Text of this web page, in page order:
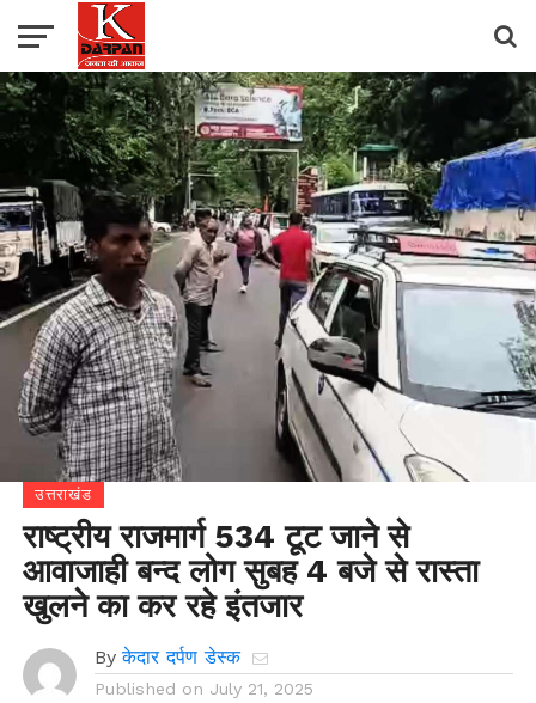
उत्तराखंड
राष्ट्रीय राजमार्ग 534 टूट जाने से
आवाजाही बन्द लोग सुबह 4 बजे से रास्ता
खुलने का कर रहे इंतजार
By केदार दर्पण डेस्क
Published on July 21, 2025